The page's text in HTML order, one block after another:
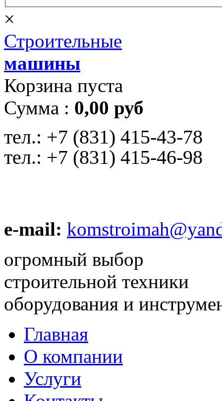
×
Строительные
машины
Корзина пуста
Сумма : 0,00 руб
тел.: +7 (831) 415-43-78
тел.: +7 (831) 415-46-98
e-mail:
огромный выбор
строительной техники
оборудования и
Главная
О компании
Услуги